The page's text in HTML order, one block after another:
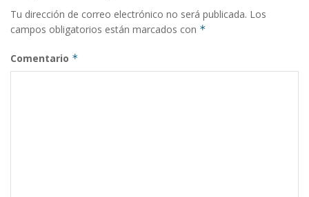
Tu dirección de correo electrónico no será publicada. Los
campos obligatorios están marcados con *
Comentario *